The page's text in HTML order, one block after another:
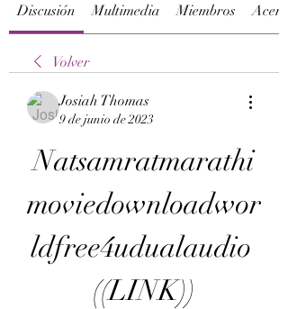
Discusión Multimedia Miembros
Volver
Josiah Thomas
9 de junio de 2023
Natsamratmarathi
moviedownloadwor
ldfree4udualaudio
((LINK))